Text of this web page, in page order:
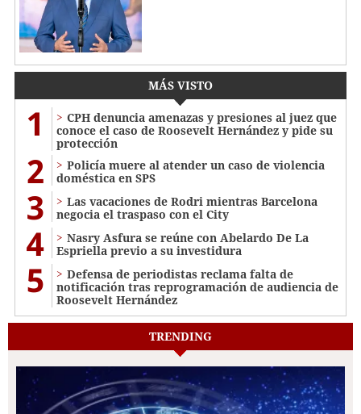
MÁS VISTO
1
CPH denuncia amenazas y presiones al juez que
conoce el caso de Roosevelt Hernández y pide su
protección
2
Policía muere al atender un caso de violencia
doméstica en SPS
3
Las vacaciones de Rodri mientras Barcelona
negocia el traspaso con el City
4
Nasry Asfura se reúne con Abelardo De La
Espriella previo a su investidura
5
Defensa de periodistas reclama falta de
notificación tras reprogramación de audiencia de
Roosevelt Hernández
TRENDING